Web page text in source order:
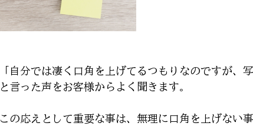
「自分では凄く口角を上げてるつもりなのですが、
と言った声をお客様からよく聞きます。
この応えとして重要な事は、無理に口角を上げない事